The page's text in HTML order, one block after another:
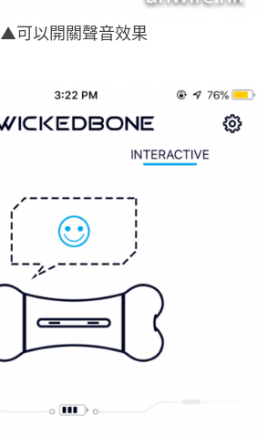
▲可以開關聲音效果